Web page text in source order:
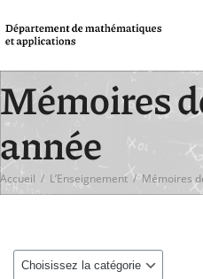
Mémoires
année
Accueil / L’Enseignement / Mémoires